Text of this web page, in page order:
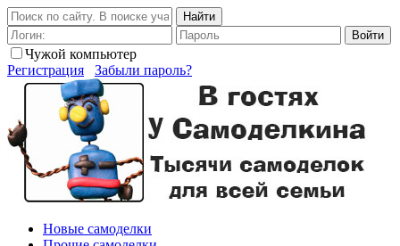
Найти
Войти
Чужой компьютер
Регистрация
Забыли пароль?
Новые самоделки